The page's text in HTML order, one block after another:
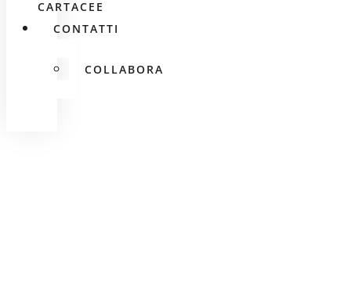
CARTACEE
CONTATTI
COLLABORA